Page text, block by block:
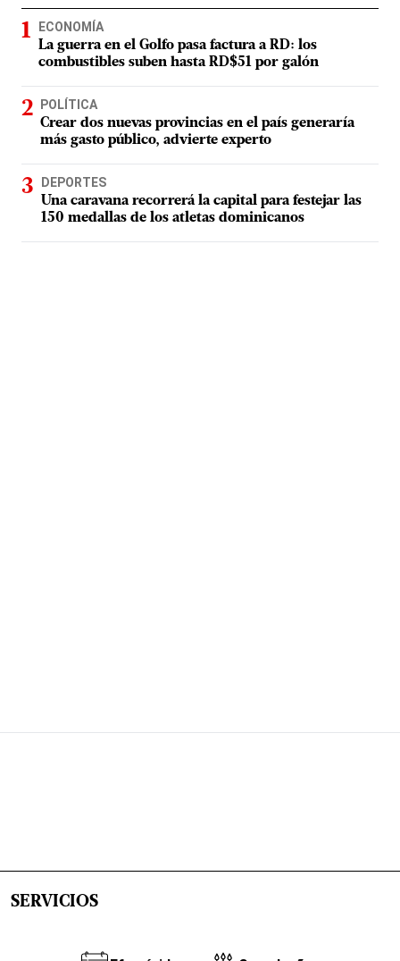
ECONOMÍA
La guerra en el Golfo pasa factura a RD: los
combustibles suben hasta RD$51 por galón
POLÍTICA
Crear dos nuevas provincias en el país generaría
más gasto público, advierte experto
DEPORTES
Una caravana recorrerá la capital para festejar las
150 medallas de los atletas dominicanos
SERVICIOS